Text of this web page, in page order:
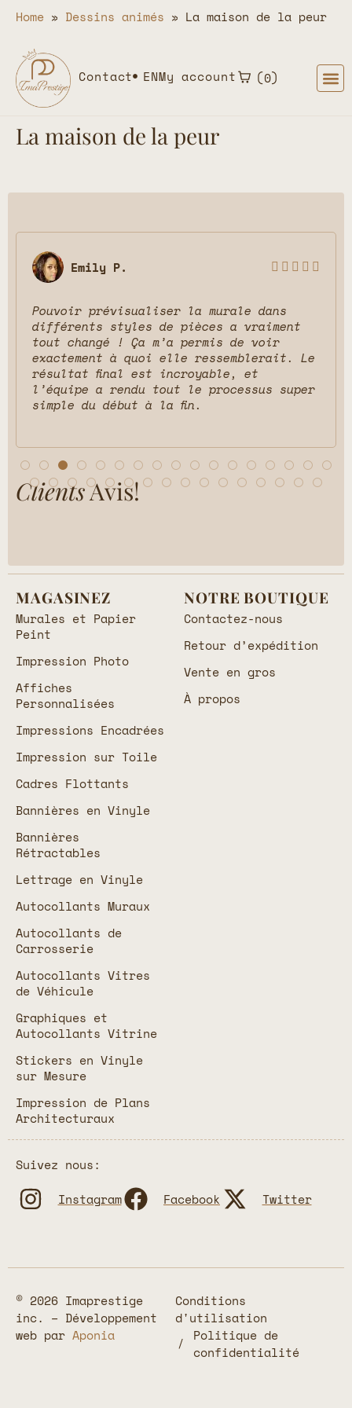
Home » Dessins animés » La maison de la peur
Contact ENMy account 0
La maison de la peur
Emily P.     
Pouvoir prévisualiser la murale dans
différents styles de pièces a vraiment
tout changé ! Ça m’a permis de voir
exactement à quoi elle ressemblerait. Le
résultat final est incroyable, et
l’équipe a rendu tout le processus super
simple du début à la fin.
ClientsAvis!
MAGASINEZ
Murales et Papier
Peint
Impression Photo
Affiches
Personnalisées
Impressions Encadrées
Impression sur Toile
Cadres Flottants
Bannières en Vinyle
Bannières
Rétractables
Lettrage en Vinyle
Autocollants Muraux
Autocollants de
Carrosserie
Autocollants Vitres
de Véhicule
Graphiques et
Autocollants Vitrine
Stickers en Vinyle
sur Mesure
Impression de Plans
Architecturaux
NOTRE BOUTIQUE
Contactez-nous
Retour d’expédition
Vente en gros
À propos
Suivez nous:
Instagram
Facebook Twitter
© 2026 Imaprestige
inc. – Développement
web par Aponia
Conditions
d'utilisation
Politique de
confidentialité